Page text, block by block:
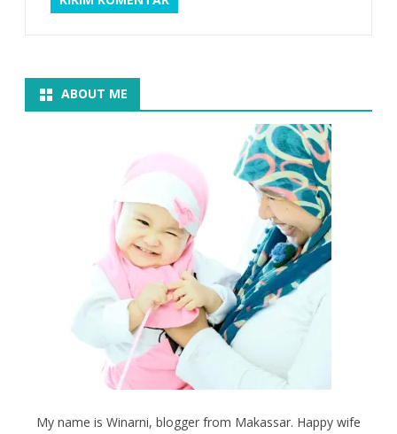
ABOUT ME
My name is Winarni, blogger from Makassar. Happy wife